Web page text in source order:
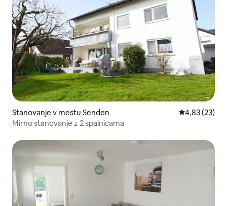
Stanovanje v mestu Senden Povprečna
4,83 (23)
Mirno stanovanje z 2 spalnicama